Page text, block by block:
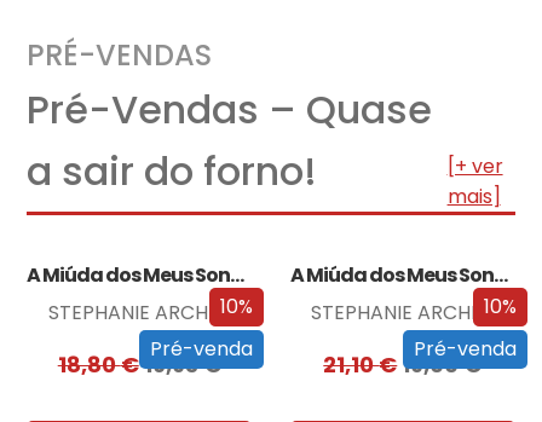
PRÉ-VENDAS
Pré-Vendas – Quase
a sair do forno!
[+ ver
mais]
10%
Pré-venda
A Miúda dos Meus Sonhos
STEPHANIE ARCHER
18,80€16,93€
10%
Pré-venda
A Miúda dos Meus Sonhos – Edição…
STEPHANIE ARCHER
21,10€19,00€